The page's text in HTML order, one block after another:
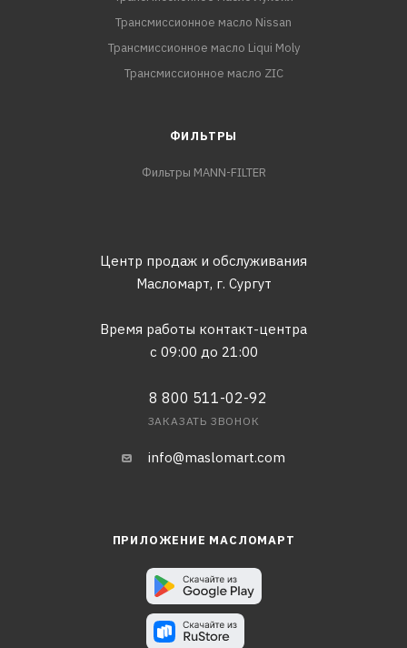
Трансмиссионное масло Nissan
Трансмиссионное масло Liqui Moly
Трансмиссионное масло ZIC
ФИЛЬТРЫ
Фильтры MANN-FILTER
Центр продаж и обслуживания
Масломарт, г. Сургут
Время работы контакт-центра
с 09:00 до 21:00
8 800 511-02-92
ЗАКАЗАТЬ ЗВОНОК
info@maslomart.com
ПРИЛОЖЕНИЕ МАСЛОМАРТ